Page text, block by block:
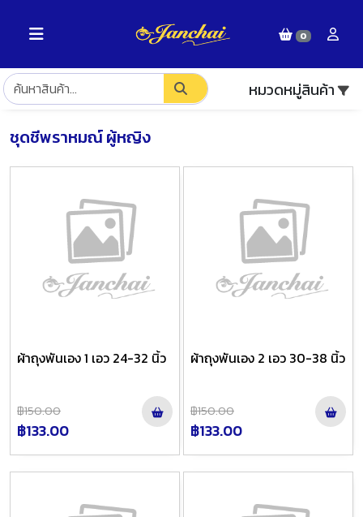
0
หมวดหมู่สินค้า
ชุดชีพราหมณ์ ผู้หญิง
ผ้าถุงพันเอง 1 เอว 24-32 นิ้ว
฿150.00
฿133.00
ผ้าถุงพันเอง 2 เอว 30-38 นิ้ว
฿150.00
฿133.00